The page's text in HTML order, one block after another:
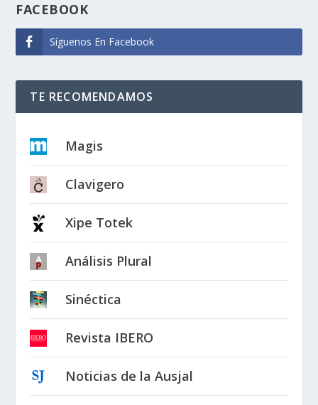
FACEBOOK
Síguenos En Facebook
TE RECOMENDAMOS
Magis
Clavigero
Xipe Totek
Análisis Plural
Sinéctica
Revista IBERO
Noticias de la Ausjal